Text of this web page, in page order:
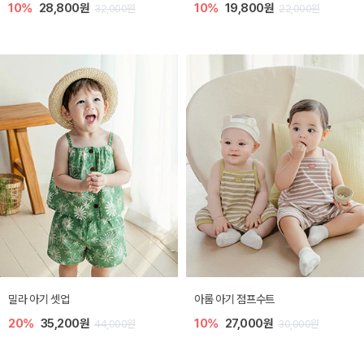
10% 28,800원 32,000원 10% 19,800원 22,000원
밀라 아기 셋업
20% 35,200원 44,000원
아롬 아기 점프수트
10% 27,000원 30,000원